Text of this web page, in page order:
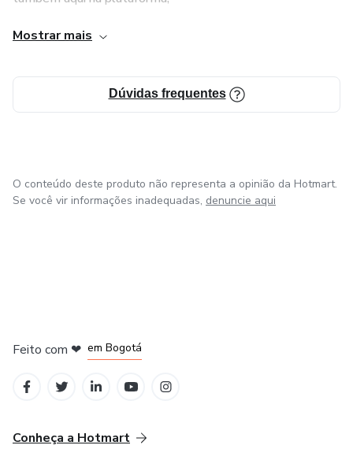
Mostrar mais
Dúvidas frequentes
O conteúdo deste produto não representa a opinião da Hotmart.
Se você vir informações inadequadas, denuncie aqui
Feito com ❤ em Bogotá
Conheça a Hotmart